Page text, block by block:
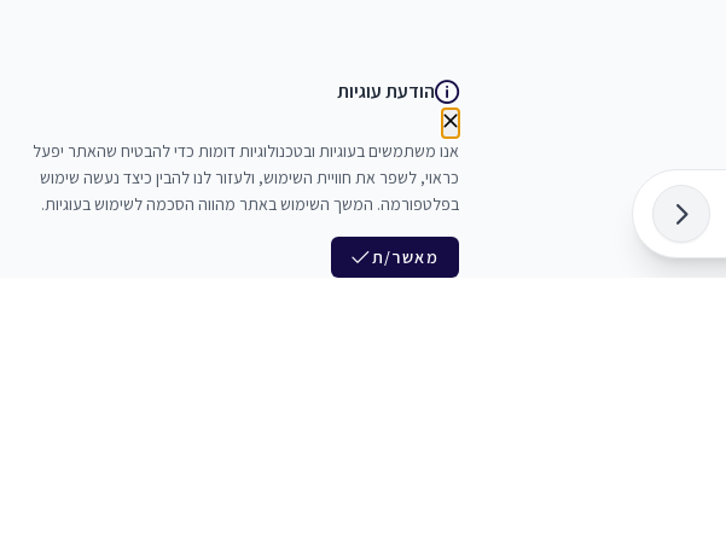
הודעת עוגיות
אנו משתמשים בעוגיות ובטכנולוגיות דומות כדי להבטיח שהאתר יפעל
כראוי, לשפר את חוויית השימוש, ולעזור לנו להבין כיצד נעשה שימוש
בפלטפורמה. המשך השימוש באתר מהווה הסכמה לשימוש בעוגיות.
מאשר/ת